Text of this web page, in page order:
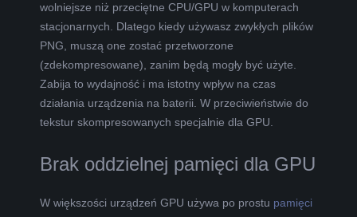
wolniejsze niż przeciętne CPU/GPU w komputerach
stacjonarnych. Dlatego kiedy używasz zwykłych plików
PNG, muszą one zostać przetworzone
(zdekompresowane), zanim będą mogły być użyte.
Zabija to wydajność i ma istotny wpływ na czas
działania urządzenia na baterii. W przeciwieństwie do
tekstur skompresowanych specjalnie dla GPU.
Brak oddzielnej pamięci dla GPU
W większości urządzeń GPU używa po prostu pamięci